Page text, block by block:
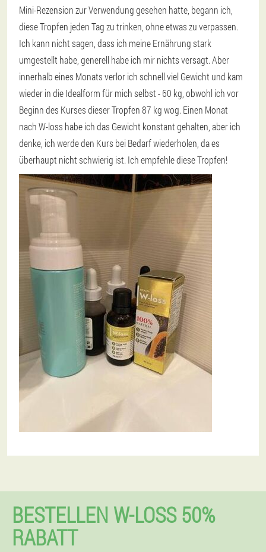
Mini-Rezension zur Verwendung gesehen hatte, begann ich,
diese Tropfen jeden Tag zu trinken, ohne etwas zu verpassen.
Ich kann nicht sagen, dass ich meine Ernährung stark
umgestellt habe, generell habe ich mir nichts versagt. Aber
innerhalb eines Monats verlor ich schnell viel Gewicht und kam
wieder in die Idealform für mich selbst - 60 kg, obwohl ich vor
Beginn des Kurses dieser Tropfen 87 kg wog. Einen Monat
nach W-loss habe ich das Gewicht konstant gehalten, aber ich
denke, ich werde den Kurs bei Bedarf wiederholen, da es
überhaupt nicht schwierig ist. Ich empfehle diese Tropfen!
BESTELLEN W-LOSS 50%
RABATT